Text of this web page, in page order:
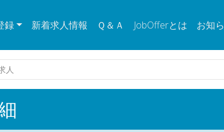
録 新着求人情報 Ｑ＆Ａ JobOfferとは お知
人